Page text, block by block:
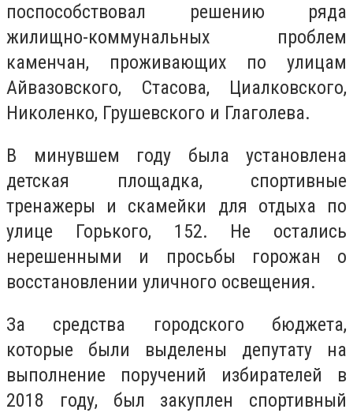
поспособствовал решению ряда
жилищно-коммунальных проблем
каменчан, проживающих по улицам
Айвазовского, Стасова, Циалковского,
Николенко, Грушевского и Глаголева.
В минувшем году была установлена
детская площадка, спортивные
тренажеры и скамейки для отдыха по
улице Горького, 152. Не остались
нерешенными и просьбы горожан о
восстановлении уличного освещения.
За средства городского бюджета,
которые были выделены депутату на
выполнение поручений избирателей в
2018 году, был закуплен спортивный